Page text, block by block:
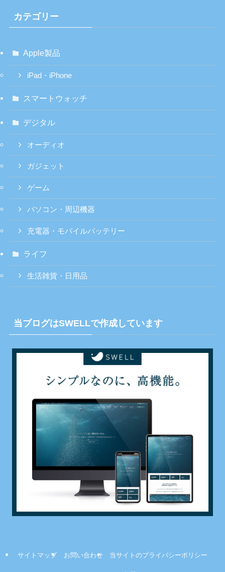
カテゴリー
Apple製品
iPad・iPhone
スマートウォッチ
デジタル
オーディオ
ガジェット
ゲーム
パソコン・周辺機器
充電器・モバイルバッテリー
ライフ
生活雑貨・日用品
当ブログはSWELLで作成しています
サイトマップ お問い合わせ 当サイトのプライバシーポリシー